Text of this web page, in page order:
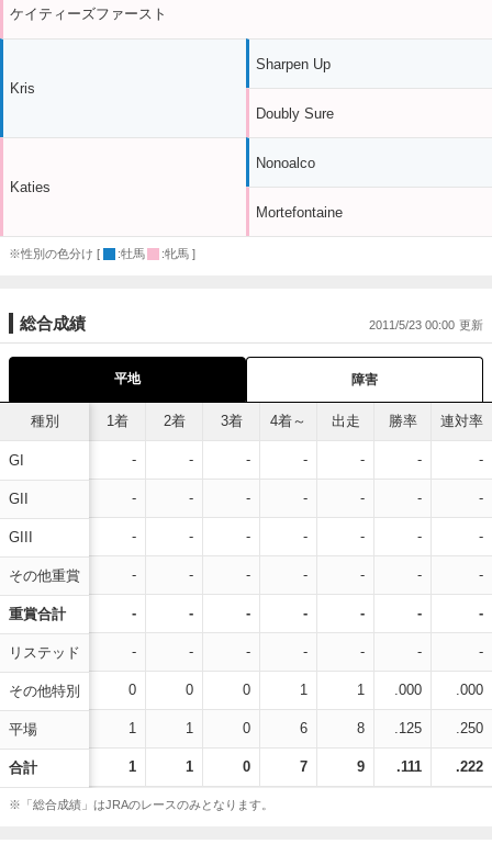
ケイティーズファースト
Kris
Katies
Sharpen Up
Doubly Sure
Nonoalco
Mortefontaine
※性別の色分け [ :牡馬 :牝馬 ]
総合成績 2011/5/23 00:00
平地 障害
種別
GI
GII
GIII
その他重賞
重賞合計
リステッド
その他特別
平場
合計
1着 2着 3着 4着～ 出走 勝率 連対率
- - - - - - -
- - - - - - -
- - - - - - -
- - - - - - -
- - - - - - -
- - - - - - -
0 0 0 1 1 .000 .000
1 1 0 6 8 .125 .250
1 1 0 7 9 .111 .222
※「総合成績」はJRAのレースのみとなります。